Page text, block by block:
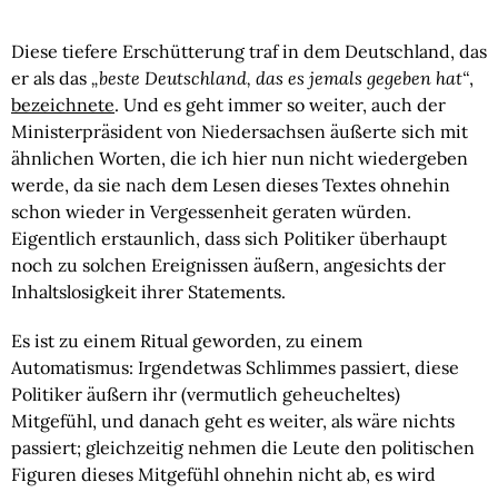
Diese tiefere Erschütterung traf in dem Deutschland, das
er als das „beste Deutschland, das es jemals gegeben hat“,
bezeichnete. Und es geht immer so weiter, auch der
Ministerpräsident von Niedersachsen äußerte sich mit
ähnlichen Worten, die ich hier nun nicht wiedergeben
werde, da sie nach dem Lesen dieses Textes ohnehin
schon wieder in Vergessenheit geraten würden.
Eigentlich erstaunlich, dass sich Politiker überhaupt
noch zu solchen Ereignissen äußern, angesichts der
Inhaltslosigkeit ihrer Statements.
Es ist zu einem Ritual geworden, zu einem
Automatismus: Irgendetwas Schlimmes passiert, diese
Politiker äußern ihr (vermutlich geheucheltes)
Mitgefühl, und danach geht es weiter, als wäre nichts
passiert; gleichzeitig nehmen die Leute den politischen
Figuren dieses Mitgefühl ohnehin nicht ab, es wird